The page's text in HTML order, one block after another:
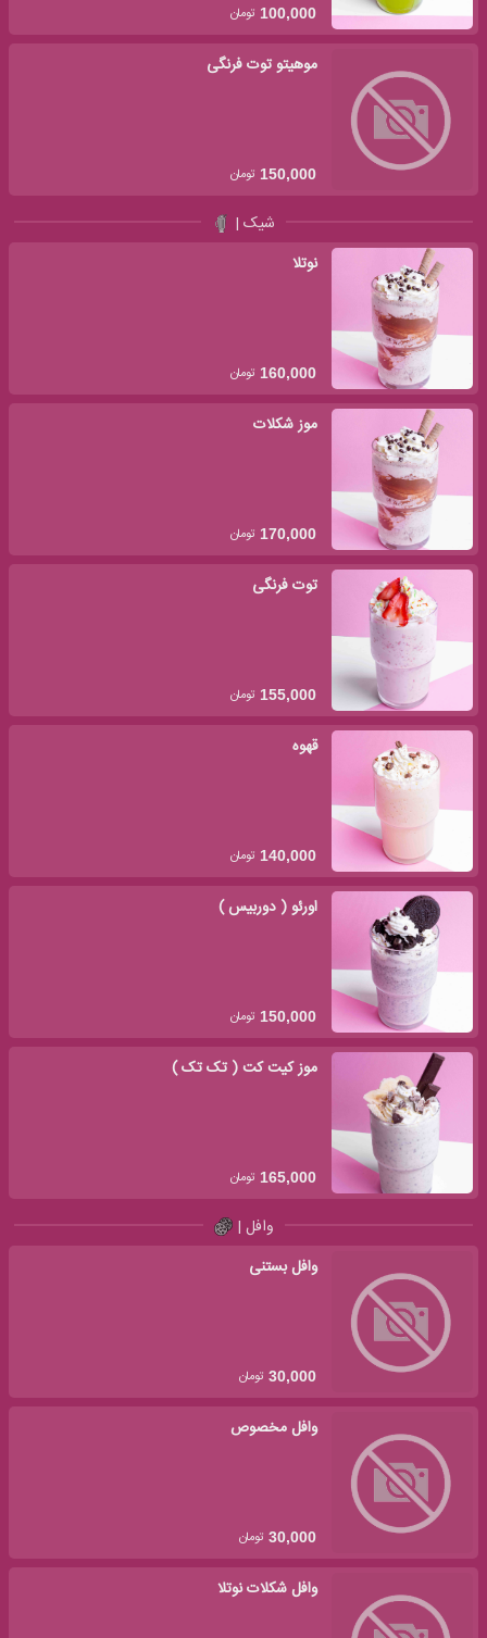
100,000 تومان
موهیتو توت فرنگی
150,000 تومان
شیک |
نوتلا
160,000 تومان
موز شکلات
170,000 تومان
توت فرنگی
155,000 تومان
قهوه
140,000 تومان
اورئو ( دوربیس )
150,000 تومان
موز کیت کت ( تک تک )
165,000 تومان
وافل |
وافل بستنی
30,000 تومان
وافل مخصوص
30,000 تومان
وافل شکلات نوتلا